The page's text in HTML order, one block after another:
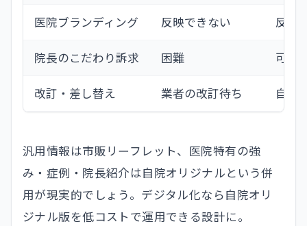
医院ブランディング 反映できない 反映
院長のこだわり訴求 困難 可能
改訂・差し替え 業者の改訂待ち 自院
汎用情報は市販リーフレット、医院特有の強
み・症例・院長紹介は自院オリジナルという併
用が現実的でしょう。デジタル化なら自院オリ
ジナル版を低コストで運用できる設計に。